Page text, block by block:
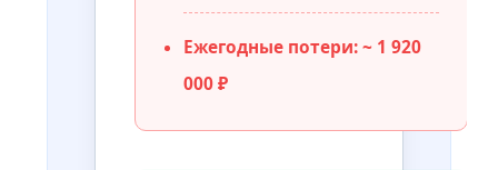
Ежегодные потери: ~ 1 920
000 ₽